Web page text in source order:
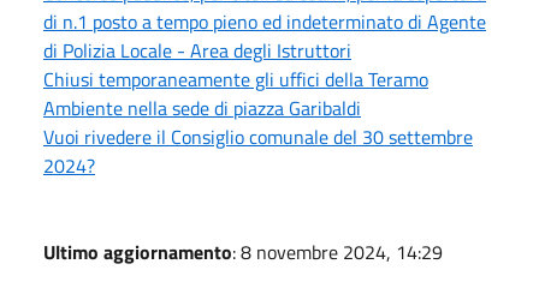
di n.1 posto a tempo pieno ed indeterminato di Agente
di Polizia Locale - Area degli Istruttori
Chiusi temporaneamente gli uffici della Teramo
Ambiente nella sede di piazza Garibaldi
Vuoi rivedere il Consiglio comunale del 30 settembre
2024?
Ultimo aggiornamento: 8 novembre 2024, 14:29